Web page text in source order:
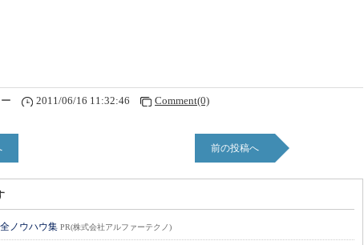
2011/06/16 11:32:46 Comment(0)
前の投稿へ
ノウハウ集 PR(株式会社アルファーテクノ)